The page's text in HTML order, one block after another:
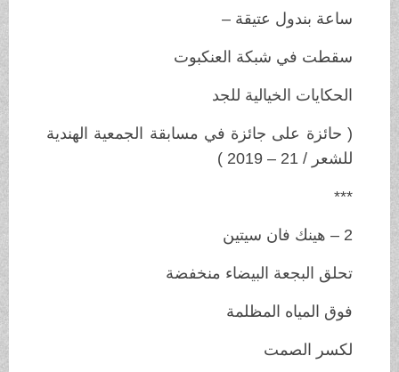
ساعة بندول عتيقة –
سقطت في شبكة العنكبوت
الحكايات الخيالية للجد
( حائزة على جائزة في مسابقة الجمعية الهندية
للشعر / 21 – 2019 )
***
تحلق البجعة البيضاء منخفضة
فوق المياه المظلمة
لكسر الصمت